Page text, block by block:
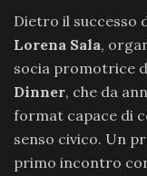
Dietro il successo
Lorena Sala,
socia promotrice
Dinner, che da
format capace di
senso civico. Un
primo incontro